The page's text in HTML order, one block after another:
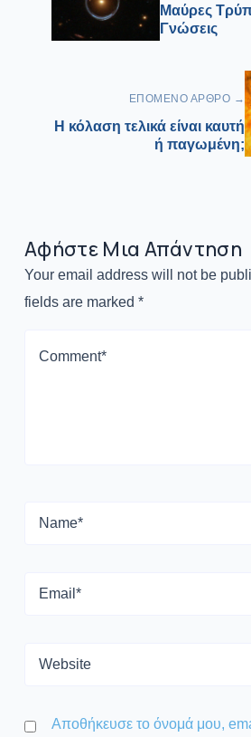
Μαύρες
Γνώσεις
ΕΠΌΜΕΝΟ ΆΡΘΡΟ →
Η κόλαση τελικά είναι καυτή
ή παγωμένη;
Αφήστε Μια Απάντηση
Your email address will not be
fields are marked *
Αποθήκευσε το όνομά μου,